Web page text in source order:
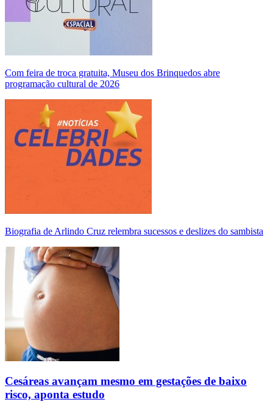
Com feira de troca gratuita, Museu dos Brinquedos abre
programação cultural de 2026
Biografia de Arlindo Cruz relembra sucessos e deslizes do sambista
Cesáreas avançam mesmo em gestações de baixo
risco, aponta estudo